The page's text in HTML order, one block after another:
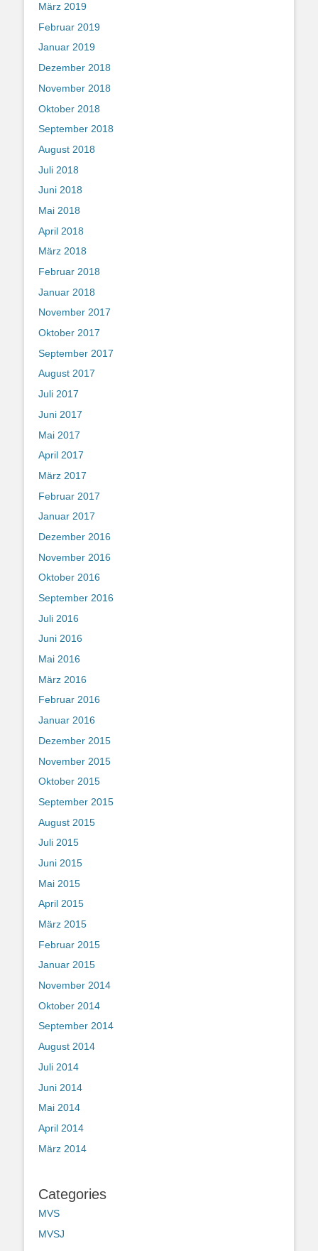
März 2019
Februar 2019
Januar 2019
Dezember 2018
November 2018
Oktober 2018
September 2018
August 2018
Juli 2018
Juni 2018
Mai 2018
April 2018
März 2018
Februar 2018
Januar 2018
November 2017
Oktober 2017
September 2017
August 2017
Juli 2017
Juni 2017
Mai 2017
April 2017
März 2017
Februar 2017
Januar 2017
Dezember 2016
November 2016
Oktober 2016
September 2016
Juli 2016
Juni 2016
Mai 2016
März 2016
Februar 2016
Januar 2016
Dezember 2015
November 2015
Oktober 2015
September 2015
August 2015
Juli 2015
Juni 2015
Mai 2015
April 2015
März 2015
Februar 2015
Januar 2015
November 2014
Oktober 2014
September 2014
August 2014
Juli 2014
Juni 2014
Mai 2014
April 2014
März 2014
Categories
MVS
MVSJ